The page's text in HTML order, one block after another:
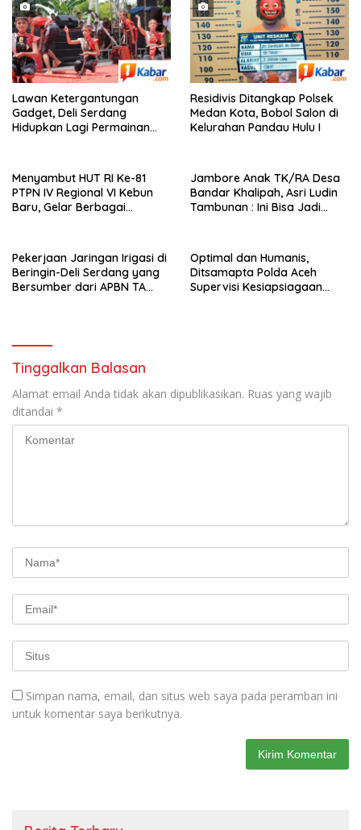
Lawan Ketergantungan
Gadget, Deli Serdang
Hidupkan Lagi Permainan
Residivis Ditangkap Polsek
Medan Kota, Bobol Salon di
Kelurahan Pandau Hulu I
Menyambut HUT RI Ke-81
PTPN IV Regional VI Kebun
Baru, Gelar Berbagai
Jambore Anak TK/RA Desa
Bandar Khalipah, Asri Ludin
Tambunan : Ini Bisa Jadi
Pekerjaan Jaringan Irigasi di
Beringin-Deli Serdang yang
Bersumber dari APBN TA
Optimal dan Humanis,
Ditsamapta Polda Aceh
Supervisi Kesiapsiagaan
Tinggalkan Balasan
Alamat email Anda tidak akan dipublikasikan. Ruas yang wajib
ditandai *
Simpan nama, email, dan situs web saya pada peramban ini
untuk komentar saya berikutnya.